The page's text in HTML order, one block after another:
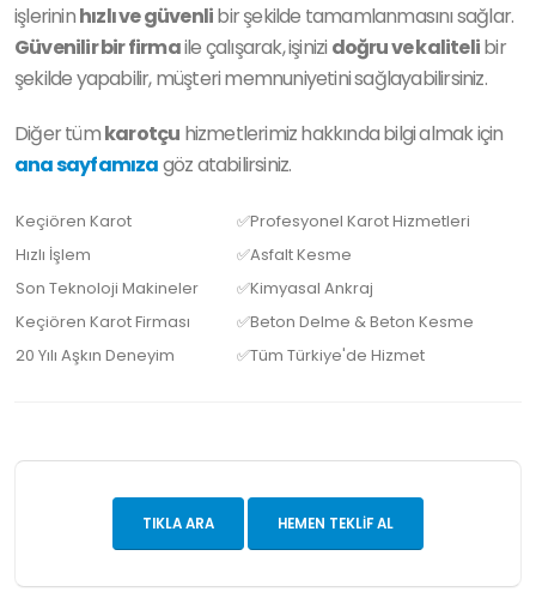
işlerininhızlı ve güvenlibir şekilde tamamlanmasını sağlar.
Güvenilir bir firmaile çalışarak, işinizi doğru ve kalitelibir
şekilde yapabilir, müşteri memnuniyetini sağlayabilirsiniz.
Diğer tümkarotçu hizmetlerimiz hakkında bilgi almak için
ana sayfamızagöz atabilirsiniz.
Keçiören Karot
✅Profesyonel Karot Hizmetleri
Hızlı İşlem
✅Asfalt Kesme
Son Teknoloji Makineler
✅Kimyasal Ankraj
Keçiören Karot Firması
✅Beton Delme & Beton Kesme
20 Yılı Aşkın Deneyim
✅Tüm Türkiye'de Hizmet
TIKLA ARA HEMEN TEKLIF AL